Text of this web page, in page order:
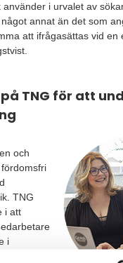
använder i urvalet av
annat än det som
att ifrågasättas vid en
TNG för att
och
TNG
i att
i